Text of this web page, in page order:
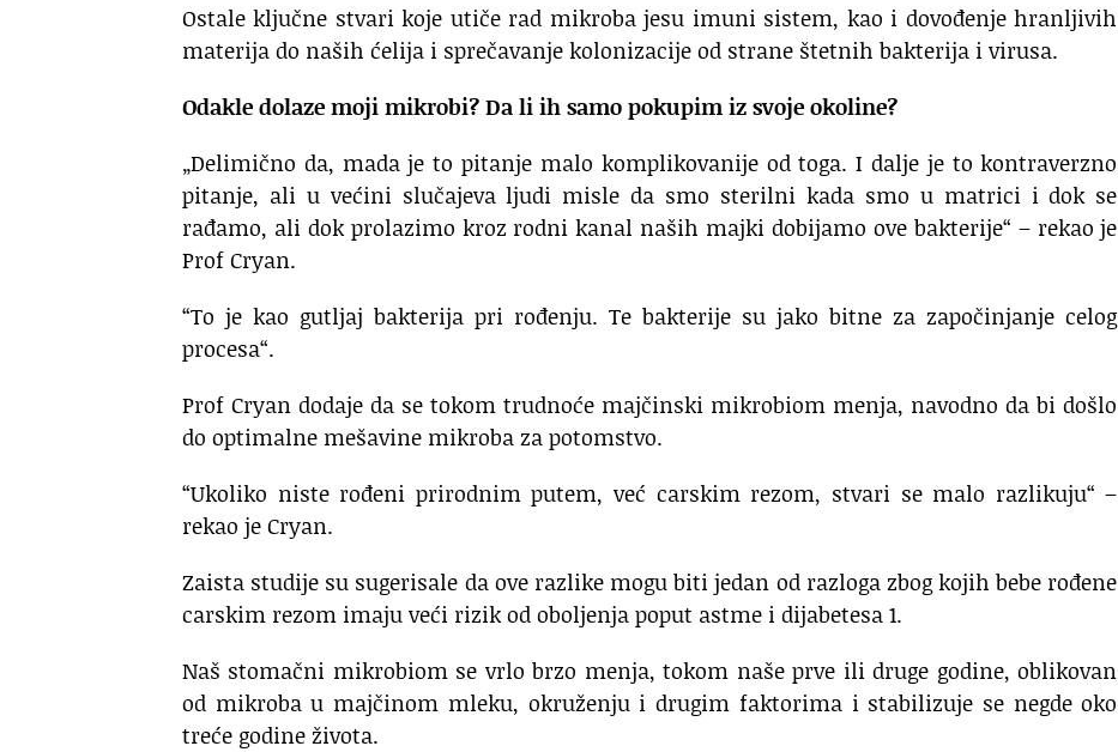
Ostale ključne stvari koje utiče rad mikroba jesu imuni sistem, kao i dovođenje hranljivih
materija do naših ćelija i sprečavanje kolonizacije od strane štetnih bakterija i virusa.
Odakle dolaze moji mikrobi? Da li ih samo pokupim iz svoje okoline?
„Delimično da, mada je to pitanje malo komplikovanije od toga. I dalje je to kontraverzno
pitanje, ali u većini slučajeva ljudi misle da smo sterilni kada smo u matrici i dok se
rađamo, ali dok prolazimo kroz rodni kanal naših majki dobijamo ove bakterije“ – rekao je
Prof Cryan.
“To je kao gutljaj bakterija pri rođenju. Te bakterije su jako bitne za započinjanje celog
procesa“.
Prof Cryan dodaje da se tokom trudnoće majčinski mikrobiom menja, navodno da bi došlo
do optimalne mešavine mikroba za potomstvo.
“Ukoliko niste rođeni prirodnim putem, već carskim rezom, stvari se malo razlikuju“ –
rekao je Cryan.
Zaista studije su sugerisale da ove razlike mogu biti jedan od razloga zbog kojih bebe rođene
carskim rezom imaju veći rizik od oboljenja poput astme i dijabetesa 1.
Naš stomačni mikrobiom se vrlo brzo menja, tokom naše prve ili druge godine, oblikovan
od mikroba u majčinom mleku, okruženju i drugim faktorima i stabilizuje se negde oko
treće godine života.